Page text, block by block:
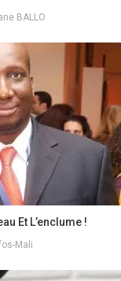
BALLO
Et L’enclume !
Mali